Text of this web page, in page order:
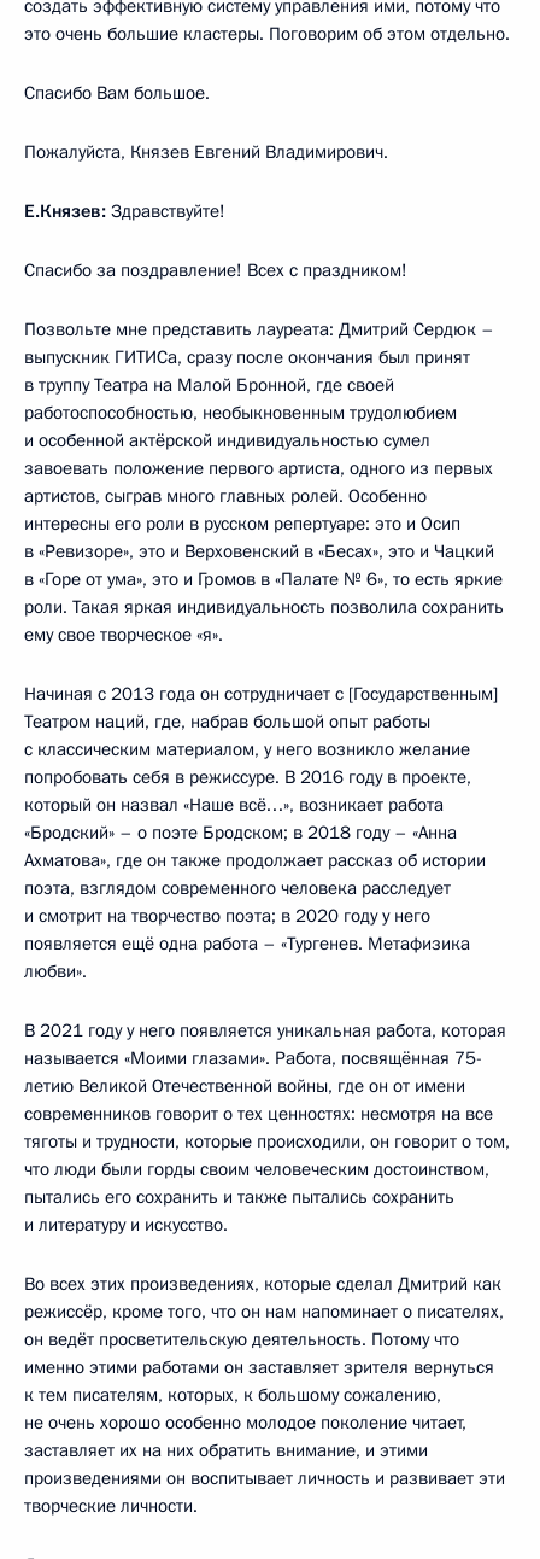
создать эффективную систему управления ими, потому что
это очень большие кластеры. Поговорим об этом отдельно.
Спасибо Вам большое.
Пожалуйста, Князев Евгений Владимирович.
Е.Князев: Здравствуйте!
Спасибо за поздравление! Всех с праздником!
Позвольте мне представить лауреата: Дмитрий Сердюк –
выпускник ГИТИСа, сразу после окончания был принят
в труппу Театра на Малой Бронной, где своей
работоспособностью, необыкновенным трудолюбием
и особенной актёрской индивидуальностью сумел
завоевать положение первого артиста, одного из первых
артистов, сыграв много главных ролей. Особенно
интересны его роли в русском репертуаре: это и Осип
в «Ревизоре», это и Верховенский в «Бесах», это и Чацкий
в «Горе от ума», это и Громов в «Палате № 6», то есть яркие
роли. Такая яркая индивидуальность позволила сохранить
ему свое творческое «я».
Начиная с 2013 года он сотрудничает с [Государственным]
Театром наций, где, набрав большой опыт работы
с классическим материалом, у него возникло желание
попробовать себя в режиссуре. В 2016 году в проекте,
который он назвал «Наше всё…», возникает работа
«Бродский» – о поэте Бродском; в 2018 году – «Анна
Ахматова», где он также продолжает рассказ об истории
поэта, взглядом современного человека расследует
и смотрит на творчество поэта; в 2020 году у него
появляется ещё одна работа – «Тургенев. Метафизика
любви».
В 2021 году у него появляется уникальная работа, которая
называется «Моими глазами». Работа, посвящённая 75-
летию Великой Отечественной войны, где он от имени
современников говорит о тех ценностях: несмотря на все
тяготы и трудности, которые происходили, он говорит о том,
что люди были горды своим человеческим достоинством,
пытались его сохранить и также пытались сохранить
и литературу и искусство.
Во всех этих произведениях, которые сделал Дмитрий как
режиссёр, кроме того, что он нам напоминает о писателях,
он ведёт просветительскую деятельность. Потому что
именно этими работами он заставляет зрителя вернуться
к тем писателям, которых, к большому сожалению,
не очень хорошо особенно молодое поколение читает,
заставляет их на них обратить внимание, и этими
произведениями он воспитывает личность и развивает эти
творческие личности.